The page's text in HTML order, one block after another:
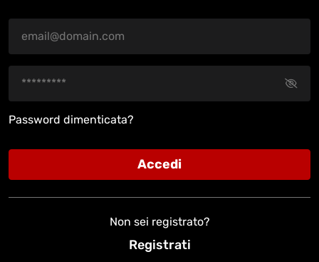
Password dimenticata?
Accedi
Non sei registrato?
Registrati